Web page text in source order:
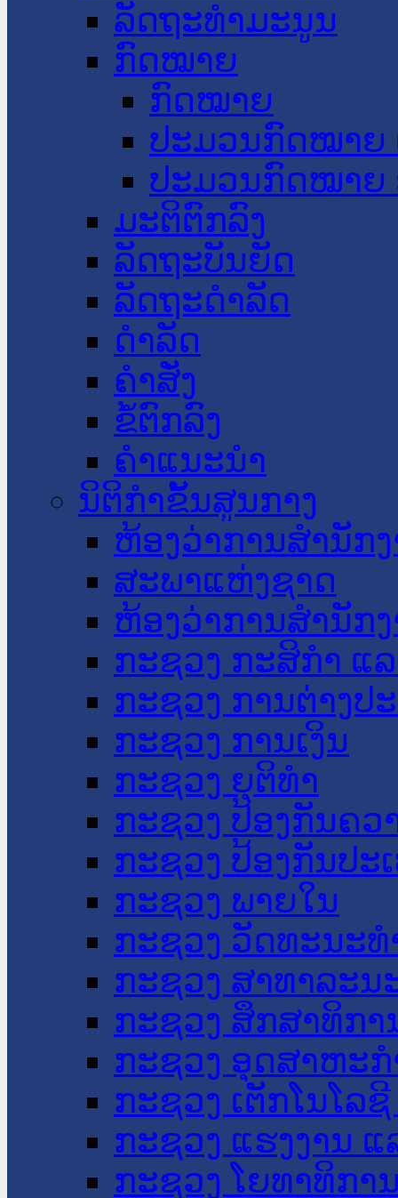
ລັດຖະທໍາມະນູນ
ກົດໝາຍ
ກົດໝາຍ
ປະມວນກົດໝາຍ
ປະມວນກົດໝາຍ
ມະຕິຕົກລົງ
ລັດຖະບັນຍັດ
ລັດຖະດໍາລັດ
ດໍາລັດ
ຄໍາສັ່ງ
ຂໍ້ຕົກລົງ
ຄໍາແນະນໍາ
ນິຕິກໍາຂັ້ນສູນກາງ
ຫ້ອງວ່າການສໍານັກ
ສະພາແຫ່ງຊາດ
ຫ້ອງວ່າການສຳນັກ
ກະຊວງ ກະສິກຳ ແ
ກະຊວງ ການຕ່າງປ
ກະຊວງ ການເງິນ
ກະຊວງ ຍຸຕິທໍາ
ກະຊວງ ປ້ອງກັນຄວ
ກະຊວງ ປ້ອງກັນປະ
ກະຊວງ ພາຍໃນ
ກະຊວງ ວັດທະນະ
ກະຊວງ ສາທາລະນ
ກະຊວງ ສຶກສາທິກາ
ກະຊວງ ອຸດສາຫະ
ກະຊວງ ເຕັກໂນໂລ
ກະຊວງ ແຮງງານ
ກະຊວງ ໂຍທາທິກາ